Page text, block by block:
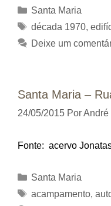
Categorias
Santa Maria
Tags
década 1970,
Deixe um
Santa Maria –
24/05/2015 PorAndré
Fonte: acervo
Categorias
Santa Maria
Tags
acampamento,